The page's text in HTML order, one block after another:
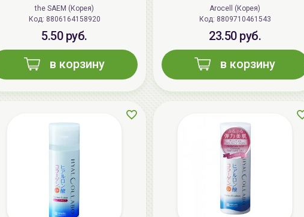
the SAEM (Корея)
Код: 8806164158920
5.50 руб.
в корзину
Arocell (Корея)
Код: 8809710461543
23.50 руб.
в корзину